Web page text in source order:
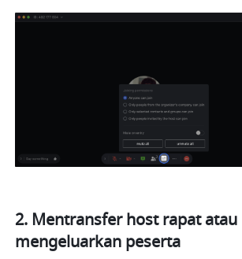
2. Mentransfer host rapat atau
mengeluarkan peserta